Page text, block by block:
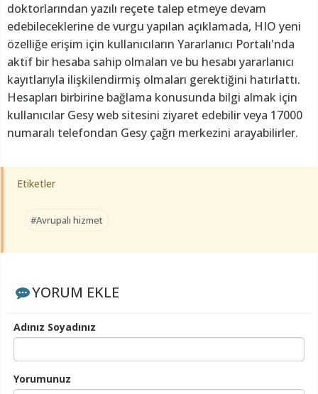
doktorlarından yazılı reçete talep etmeye devam
edebileceklerine de vurgu yapılan açıklamada, HIO yeni
özelliğe erişim için kullanıcıların Yararlanıcı Portalı'nda
aktif bir hesaba sahip olmaları ve bu hesabı yararlanıcı
kayıtlarıyla ilişkilendirmiş olmaları gerektiğini hatırlattı.
Hesapları birbirine bağlama konusunda bilgi almak için
kullanıcılar Gesy web sitesini ziyaret edebilir veya 17000
numaralı telefondan Gesy çağrı merkezini arayabilirler.
Etiketler
#Avrupalı hizmet
YORUM EKLE
Adınız Soyadınız
Yorumunuz